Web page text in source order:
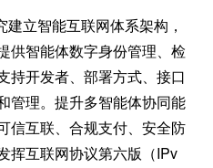
立智能互联网体系架构，
供智能体数字身份管理、检
持开发者、部署方式、接口
管理。提升多智能体协同能
信互联、合规支付、安全防
挥互联网协议第六版（IPv